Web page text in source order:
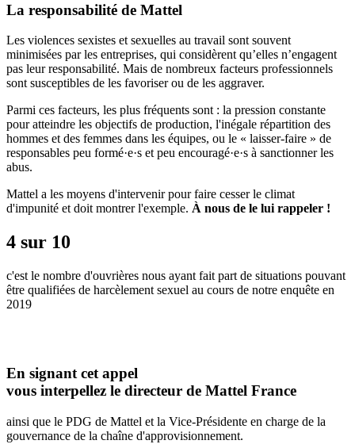
La responsabilité de Mattel
Les violences sexistes et sexuelles au travail sont souvent
minimisées par les entreprises, qui considèrent qu’elles n’engagent
pas leur responsabilité. Mais de nombreux facteurs professionnels
sont susceptibles de les favoriser ou de les aggraver.
Parmi ces facteurs, les plus fréquents sont : la pression constante
pour atteindre les objectifs de production, l'inégale répartition des
hommes et des femmes dans les équipes, ou le « laisser-faire » de
responsables peu formé·e·s et peu encouragé·e·s à sanctionner les
abus.
Mattel a les moyens d'intervenir pour faire cesser le climat
d'impunité et doit montrer l'exemple. À nous de le lui rappeler !
4 sur 10
​​​​​​​c'est le nombre d'ouvrières nous ayant fait part de situations pouvant
être qualifiées de harcèlement sexuel au cours de notre enquête en
2019
En signant cet appel
vous interpellez le directeur de Mattel France
ainsi que le PDG de Mattel et la Vice-Présidente en charge de la
gouvernance de la chaîne d'approvisionnement.